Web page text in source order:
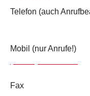
Telefon (auch
Mobil (nur Anrufe!)
Fax